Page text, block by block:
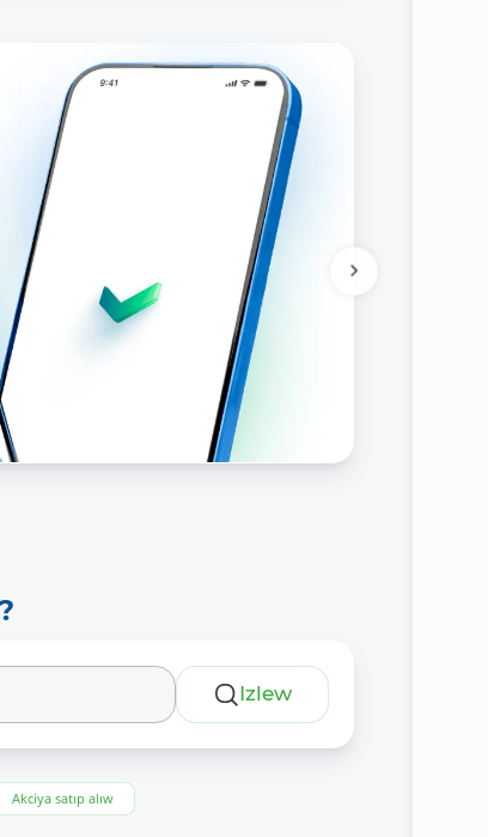
Izlew
Akciya satıp alıw